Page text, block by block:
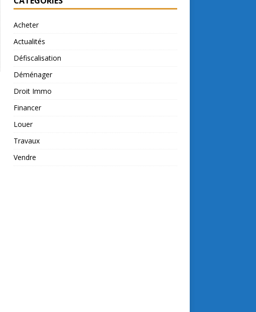
Acheter
Actualités
Défiscalisation
Déménager
Droit Immo
Financer
Louer
Travaux
Vendre